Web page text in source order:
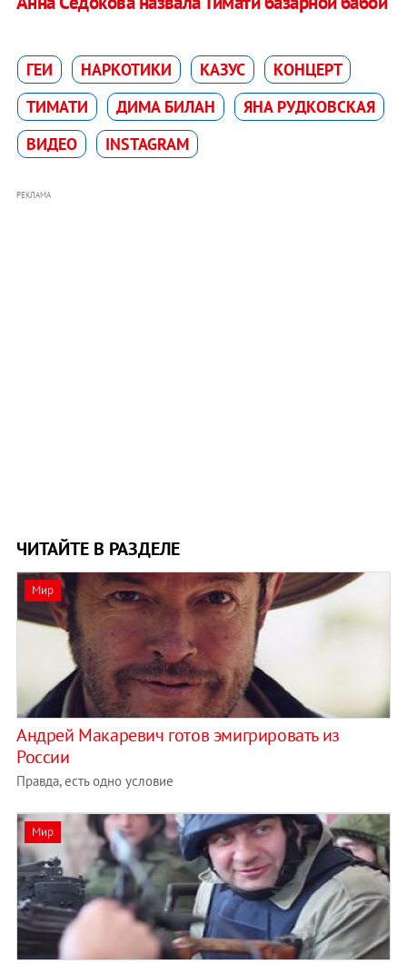
ГЕИ НАРКОТИКИ КАЗУС
КОНЦЕРТ
ТИМАТИ
ДИМА БИЛАН
ЯНА РУДКОВСКАЯ
ВИДЕО
INSTAGRAM
РЕКЛАМА
ЧИТАЙТЕ В РАЗДЕЛЕ
Мир
Андрей Макаревич готов эмигрировать из
России
Правда, есть одно условие
Мир